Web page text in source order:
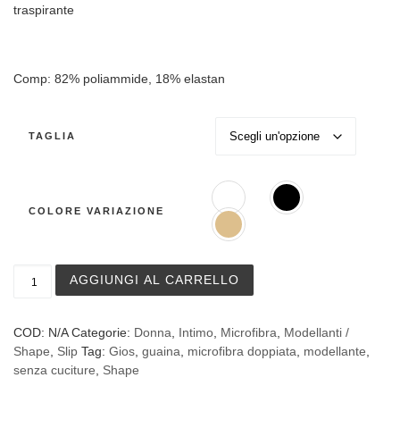
traspirante
Comp: 82% poliammide, 18% elastan
TAGLIA
COLORE VARIAZIONE
Guaina modellante Gios art. 509 quantità
AGGIUNGI AL CARRELLO
COD: N/A Categorie: Donna, Intimo, Microfibra, Modellanti /
Shape, Slip Tag: Gios, guaina, microfibra doppiata, modellante,
senza cuciture, Shape